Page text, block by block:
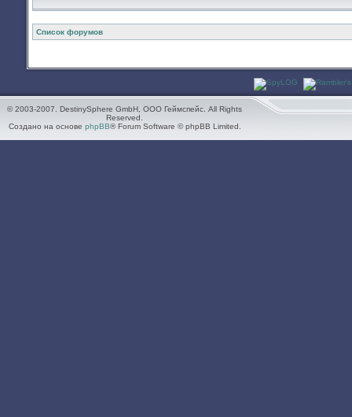
Список форумов
© 2003-2007. DestinySphere GmbH, ООО Геймспейс. All Rights
Reserved.
Создано на основе phpBB® Forum Software © phpBB Limited.